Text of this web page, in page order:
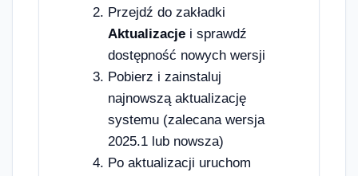
Przejdź do zakładki
Aktualizacje i sprawdź
dostępność nowych wersji
Pobierz i zainstaluj
najnowszą aktualizację
systemu (zalecana wersja
2025.1 lub nowsza)
Po aktualizacji uruchom